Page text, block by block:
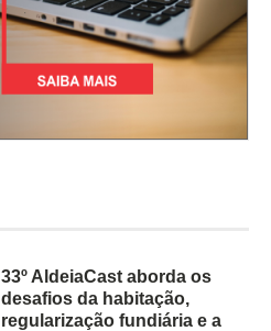
33º AldeiaCast aborda os
desafios da habitação,
regularização fundiária e a